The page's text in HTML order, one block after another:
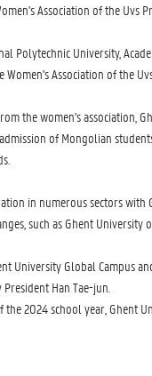
Association of the Uvs
Polytechnic University,
Women's Association of the
the women's association,
of Mongolian
in numerous sectors
such as Ghent University
University Global Campus
Han Tae-jun.
2024 school year, Ghent